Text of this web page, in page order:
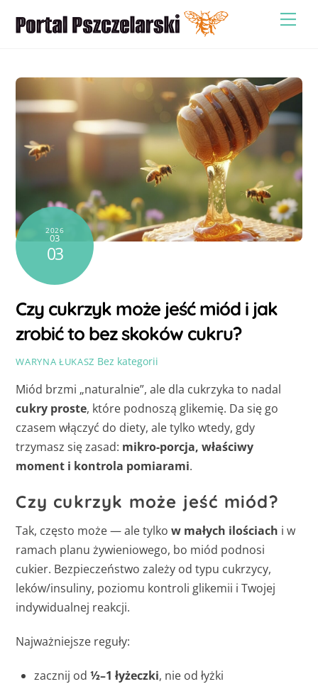
2026
03
03
Czy cukrzyk może jeść miód i jak
zrobić to bez skoków cukru?
WARYNA ŁUKASZ Bez kategorii
Miód brzmi „naturalnie”, ale dla cukrzyka to nadal
cukry proste, które podnoszą glikemię. Da się go
czasem włączyć do diety, ale tylko wtedy, gdy
trzymasz się zasad: mikro-porcja, właściwy
moment i kontrola pomiarami.
Czy cukrzyk może jeść miód?
Tak, często może — ale tylkow małych ilościach i w
ramach planu żywieniowego, bo miód podnosi
cukier. Bezpieczeństwo zależy od typu cukrzycy,
leków/insuliny, poziomu kontroli glikemii i Twojej
indywidualnej reakcji.
Najważniejsze reguły:
zacznij od ½–1 łyżeczki, nie od łyżki